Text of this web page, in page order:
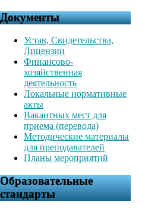
Документы
Устав, Свидетельства,
Лицензии
Финансово-
хозяйственная
деятельность
Локальные нормативные
акты
Вакантных мест для
приема (перевода)
Методические материалы
для преподавателей
Планы мероприятий
Образовательные
стандарты